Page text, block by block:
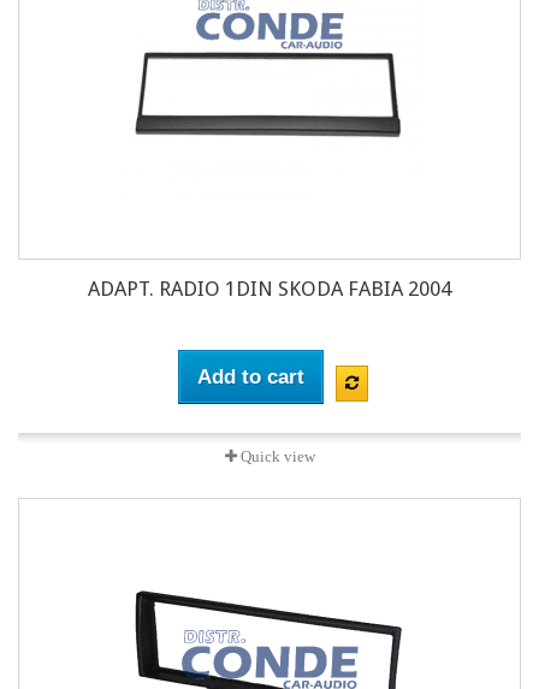
ADAPT. RADIO 1DIN SKODA FABIA 2004
Add to cart
Quick view